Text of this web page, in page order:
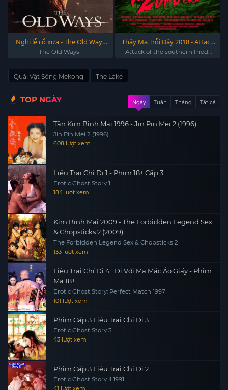
Nghi lễ cổ xưa - The Old Ways
2020
The Old Ways
Thây Ma Trỗi Dậy 2018 - Attack
of the southern fried zombies
Attack of the southern fried
Quái Vật Sông Mekong The Lake
TOP NGÀY Ngày Tuần Tháng Tất cả
Tân Kim Bình Mai 1996 - Jin Pin Mei 2 (1996)
Jin Pin Mei 2 (1996)
608 lượt xem
Liêu Trai Chí Dị 1 - Phim 18+ Cấp 3
Erotic Ghost Story 1
184 lượt xem
Kim Bình Mai 2009 - The Forbidden Legend Sex
& Chopsticks 2 (2009)
The Forbidden Legend Sex & Chopsticks 2
133 lượt xem
Liêu Trai Chí Dị 4 : Đi Với Ma Mặc Áo Giấy - Phim
Ma 18+
Erotic Ghost Story: Perfect Match 1997
101 lượt xem
Phim Cấp 3 Liêu Trai Chí Dị 3
Erotic Ghost Story 3
43 lượt xem
Phim Cấp 3 Liêu Trai Chí Dị 2
Erotic Ghost Story II 1991